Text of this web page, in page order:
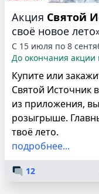
Акция Святой
своё новое
С 15 июля по 8
До окончания акции
Купите или
Святой Источник
из приложения,
розыгрыше.
твоё лето.
подробнее...
12